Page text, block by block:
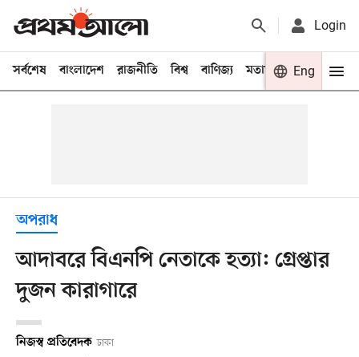
Login
সর্বশেষ বাংলাদেশ রাজনীতি বিশ্ব বাণিজ্য মতামত খেলা
Eng
অপরাধ
আদাবরে বিএনপি নেতাকে হত্যা: গ্রেপ্তার
দুজন কারাগারে
নিজস্ব প্রতিবেদক ঢাকা